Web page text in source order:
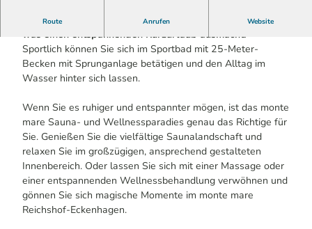
Route Anrufen Website
Im monte mare Reichshof-Eckenhagen finden Sie alles,
was einen entspannenden Kurzurlaub ausmacht:
Sportlich können Sie sich im Sportbad mit 25-Meter-
Becken mit Sprunganlage betätigen und den Alltag im
Wasser hinter sich lassen.
Wenn Sie es ruhiger und entspannter mögen, ist das monte
mare Sauna- und Wellnessparadies genau das Richtige für
Sie. Genießen Sie die vielfältige Saunalandschaft und
relaxen Sie im großzügigen, ansprechend gestalteten
Innenbereich. Oder lassen Sie sich mit einer Massage oder
einer entspannenden Wellnessbehandlung verwöhnen und
gönnen Sie sich magische Momente im monte mare
Reichshof-Eckenhagen.